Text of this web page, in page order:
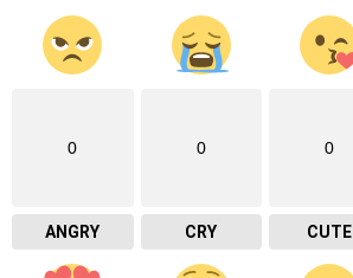
0
ANGRY
0
CRY
0
CUTE